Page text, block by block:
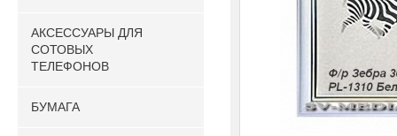
АКСЕССУАРЫ ДЛЯ
СОТОВЫХ
ТЕЛЕФОНОВ
БУМАГА